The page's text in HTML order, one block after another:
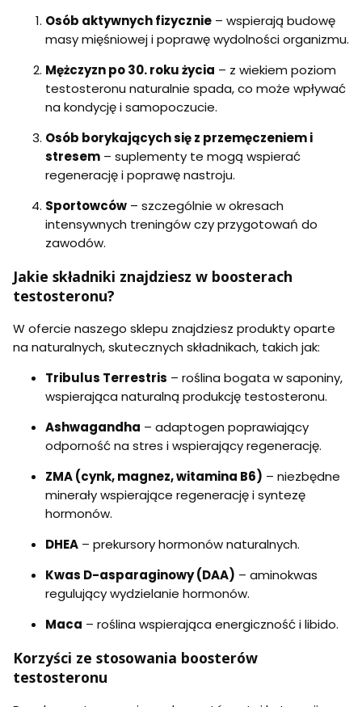
Osób aktywnych fizycznie – wspierają budowę
masy mięśniowej i poprawę wydolności organizmu.
Mężczyzn po 30. roku życia – z wiekiem poziom
testosteronu naturalnie spada, co może wpływać
na kondycję i samopoczucie.
Osób borykających się z przemęczeniem i
stresem – suplementy te mogą wspierać
regenerację i poprawę nastroju.
Sportowców – szczególnie w okresach
intensywnych treningów czy przygotowań do
zawodów.
Jakie składniki znajdziesz w boosterach
testosteronu?
W ofercie naszego sklepu znajdziesz produkty oparte
na naturalnych, skutecznych składnikach, takich jak:
Tribulus Terrestris – roślina bogata w saponiny,
wspierająca naturalną produkcję testosteronu.
Ashwagandha – adaptogen poprawiający
odporność na stres i wspierający regenerację.
ZMA (cynk, magnez, witamina B6) – niezbędne
minerały wspierające regenerację i syntezę
hormonów.
DHEA – prekursory hormonów naturalnych.
Kwas D-asparaginowy (DAA) – aminokwas
regulujący wydzielanie hormonów.
Maca – roślina wspierająca energiczność i libido.
Korzyści ze stosowania boosterów
testosteronu